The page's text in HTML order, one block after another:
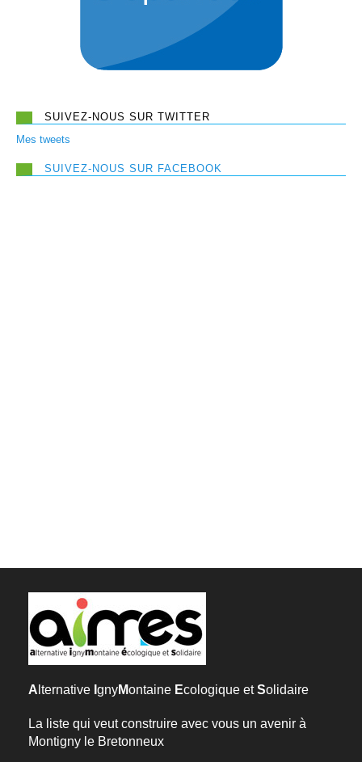
SUIVEZ-NOUS SUR TWITTER
Mes tweets
SUIVEZ-NOUS SUR FACEBOOK
A lternative gnyMontaine Ecologique etSolidaire
La liste qui veut construire avec vous un avenir à
Montigny le Bretonneux